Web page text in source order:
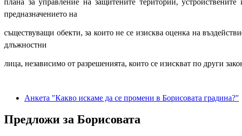
плана за управление на защитените територии,
предназначението на
съществуващи обекти, за които не се изисква оценка на
длъжностни
лица, независимо от разрешенията, които се изискват по други
Анкета "Какво искаме да се промени в Борисовата градина?"
Предложи за Борисовата